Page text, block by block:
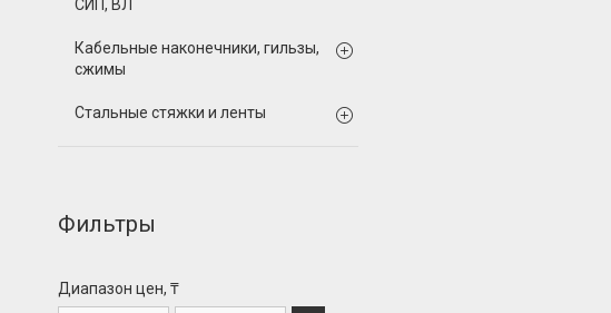
СИП, ВЛ
Кабельные наконечники, гильзы,
сжимы
Стальные стяжки и ленты
Фильтры
Диапазон цен, ₸